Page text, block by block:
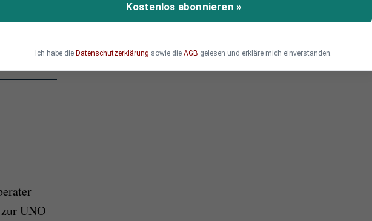
UNO
Kostenlos abonnieren »
Ich habe die Datenschutzerklärung sowie die AGB gelesen und erkläre mich einverstanden.